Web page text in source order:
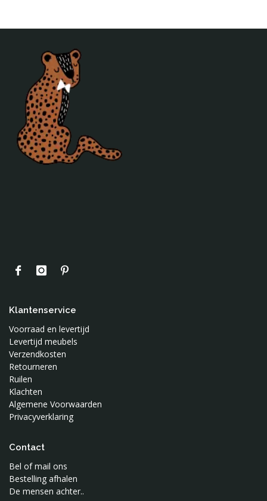
Klantenservice
Voorraad en levertijd
Levertijd meubels
Verzendkosten
Retourneren
Ruilen
Klachten
Algemene Voorwaarden
Privacyverklaring
Contact
Bel of mail ons
Bestelling afhalen
De mensen achter..